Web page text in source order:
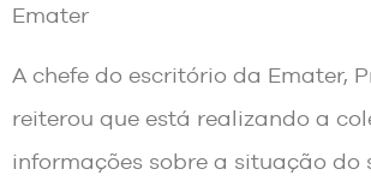
Emater
A chefe do escritório da Emater,
reiterou que está realizando a
informações sobre a situação do